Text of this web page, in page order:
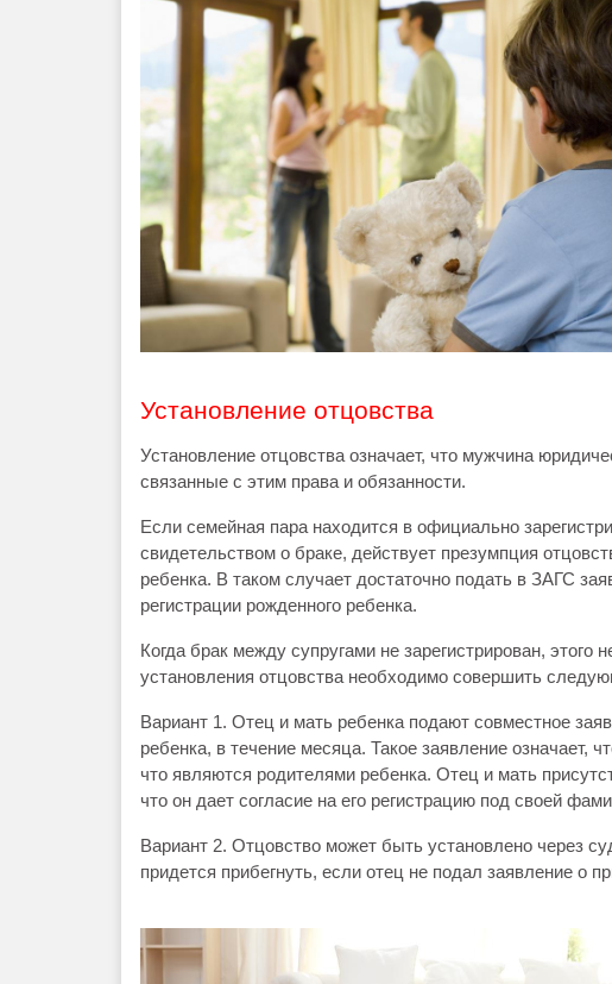
Установление отцовства
Установление отцовства означает, что мужчина
связанные с этим права и обязанности.
Если семейная пара находится в официально
свидетельством о браке, действует презумпция
ребенка. В таком случает достаточно подать в ЗАГС
регистрации рожденного ребенка.
Когда брак между супругами не зарегистрирован, этого
установления отцовства необходимо совершить
Вариант 1. Отец и мать ребенка подают совместное
ребенка, в течение месяца. Такое заявление означает,
что являются родителями ребенка. Отец и мать
что он дает согласие на его регистрацию под своей
Вариант 2. Отцовство может быть установлено через
придется прибегнуть, если отец не подал заявление о